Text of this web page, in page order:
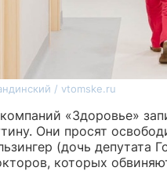
/ vtomske.ru
«Здоровье»
Они просят
(дочь депутата
которых